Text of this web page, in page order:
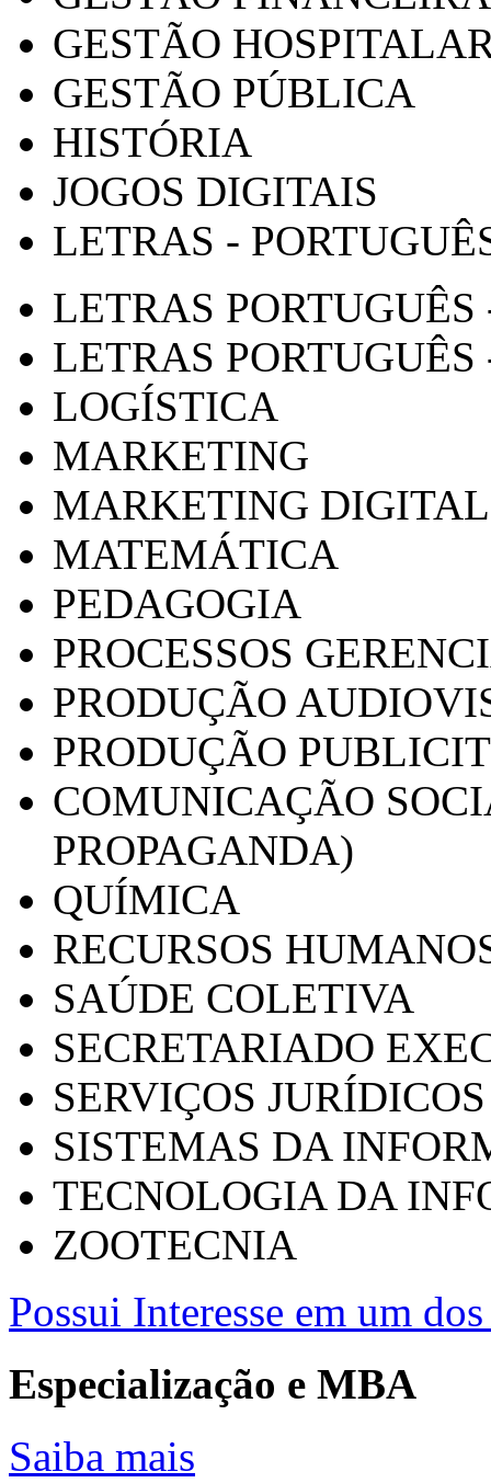
GESTÃO
GESTÃO PÚBLICA
HISTÓRIA
JOGOS DIGITAIS
LETRAS -
LETRAS
LETRAS PORTUGUÊS
LOGÍSTICA
MARKETING
MARKETING DIGITAL
MATEMÁTICA
PEDAGOGIA
PROCESSOS
PRODUÇÃO
PRODUÇÃO
COMUNICAÇÃO
PROPAGANDA)
QUÍMICA
RECURSOS
SAÚDE COLETIVA
SECRETARIADO
SERVIÇOS
SISTEMAS DA
TECNOLOGIA DA
ZOOTECNIA
Possui Interesse em um
Especialização e MBA
Saiba mais